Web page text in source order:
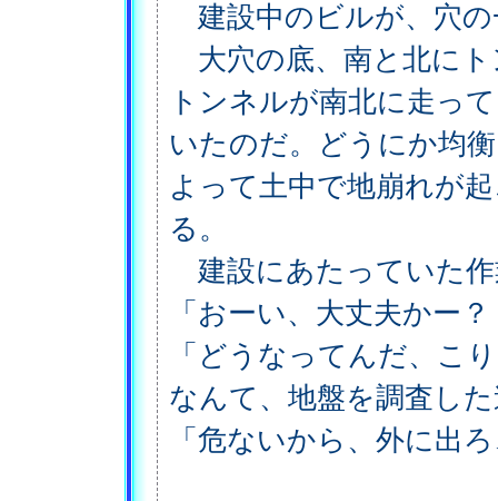
建設中のビルが、穴
大穴の底、南と北に
トンネルが南北に走っ
いたのだ。どうにか均
よって土中で地崩れが
る。
建設にあたっていた
「おーい、大丈夫かー
「どうなってんだ、こ
なんて、地盤を調査し
「危ないから、外に出